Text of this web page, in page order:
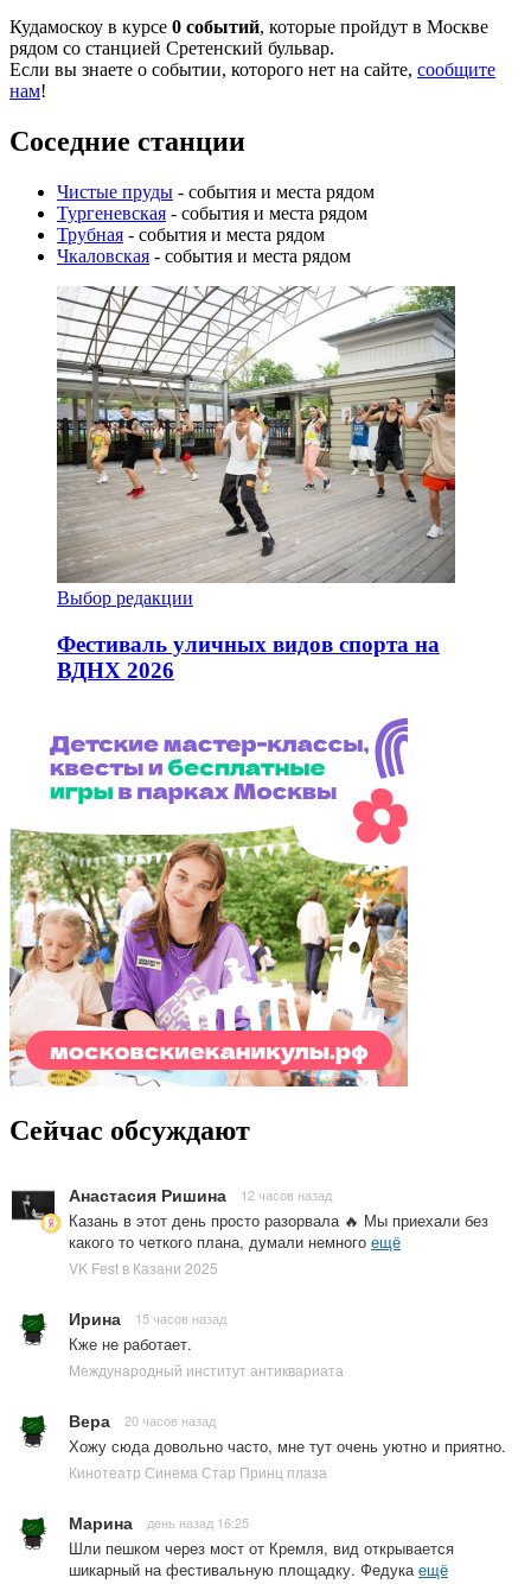
Кудамоскоу в курсе 0 событий, которые пройдут в Москве
рядом со станцией Сретенский бульвар.
Если вы знаете о событии, которого нет на сайте, сообщите
нам!
Соседние станции
Чистые пруды - события и места рядом
Тургеневская - события и места рядом
Трубная - события и места рядом
Чкаловская - события и места рядом
Выбор редакции
Фестиваль уличных видов спорта на
ВДНХ 2026
Сейчас обсуждают
Анастасия Ришина 12 часов назад
Казань в этот день просто разорвала 🔥 Мы приехали без
какого то четкого плана, думали немного ещё
VK Fest в Казани 2025
Ирина 15 часов назад
Кже не работает.
Международный институт антиквариата
Вера 20 часов назад
Хожу сюда довольно часто, мне тут очень уютно и приятно.
Кинотеатр Синема Стар Принц плаза
Марина день назад 16:25
Шли пешком через мост от Кремля, вид открывается
шикарный на фестивальную площадку. Федукаещё